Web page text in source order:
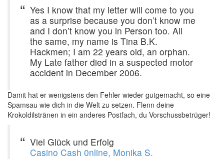
Yes I know that my letter will come to you
as a surprise because you don’t know me
and I don’t know you in Person too. All
the same, my name is Tina B.K.
Hackmen; I am 22 years old, an orphan.
My Late father died in a suspected motor
accident in December 2006.
Damit hat er wenigstens den Fehler wieder gutgemacht, so eine
Spamsau wie dich in die Welt zu setzen. Flenn deine
Krokoldilstränen in ein anderes Postfach, du Vorschussbetrüger!
Viel Glück und Erfolg
Casino Cash 0nline, Monika S.